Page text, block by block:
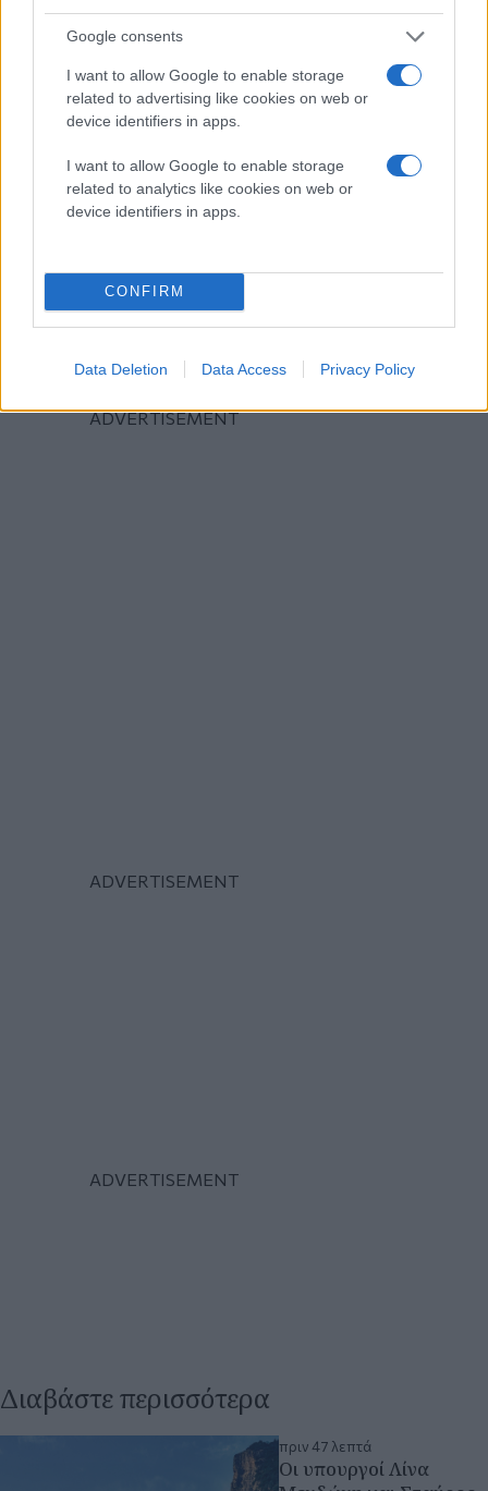
Google consents
I want to allow Google to enable storage
related to advertising like cookies on web or
device identifiers in apps.
I want to allow Google to enable storage
related to analytics like cookies on web or
device identifiers in apps.
CONFIRM
Data Deletion Data Access Privacy Policy
ΠΟΛΙΤΙΚΗ
Διαβάστε περισσότερα
πριν 47 λεπτά
Οι υπουργοί Λίνα